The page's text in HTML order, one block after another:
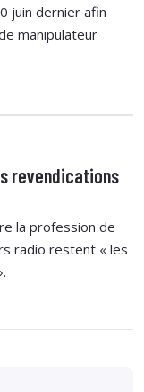
juin dernier afin
manipulateur
revendications
la profession de
radio restent « les